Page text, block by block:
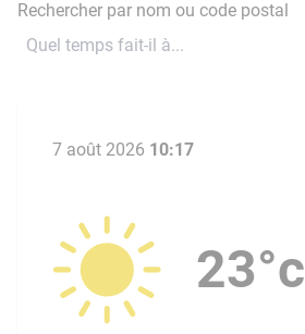
Rechercher par nom ou code postal
7 août 2026 10:17
23°c